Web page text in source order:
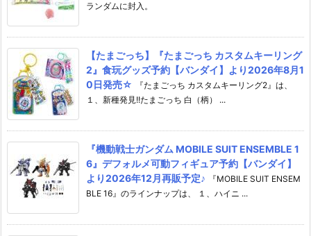
ランダムに封入。
【たまごっち】『たまごっち カスタムキーリング
2』食玩グッズ予約【バンダイ】より2026年8月1
0日発売☆
『たまごっち カスタムキーリング2』は、
１、新種発見!!たまごっち 白（柄） ...
『機動戦士ガンダム MOBILE SUIT ENSEMBLE 1
6』デフォルメ可動フィギュア予約【バンダイ】
より2026年12月再販予定♪
『MOBILE SUIT ENSEM
BLE 16』のラインナップは、 １、ハイニ ...